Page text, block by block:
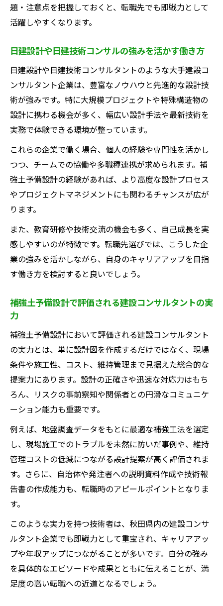
題・注意点を把握しておくと、転職先でも即戦力として
活躍しやすくなります。
日建設計や日建技術コンサルの強みを活かす働き方
日建設計や日建技術コンサルタントのような大手建設コ
ンサルタント企業は、豊富なノウハウと先進的な設計技
術が強みです。特に大規模プロジェクトや特殊構造物の
設計に携わる機会が多く、幅広い設計手法や最新技術を
実務で体験できる環境が整っています。
これらの企業で働く場合、個人の経験や専門性を活かし
つつ、チームでの協働や多職種連携が求められます。補
強土予備設計の経験があれば、より高度な設計プロセス
やプロジェクトマネジメントにも関わるチャンスが広が
ります。
また、教育研修や技術交流の機会も多く、自己成長を実
感しやすいのが特徴です。転職先選びでは、こうした企
業の強みを活かしながら、自身のキャリアアップを目指
す働き方を検討すると良いでしょう。
補強土予備設計で評価される建設コンサルタントの実
力
補強土予備設計において評価される建設コンサルタント
の実力とは、単に設計図を作成するだけではなく、現場
条件や施工性、コスト、維持管理まで見据えた総合的な
提案力にあります。設計の正確さや迅速な対応力はもち
ろん、リスクの事前察知や関係者との円滑なコミュニケ
ーション能力も重要です。
例えば、地盤調査データをもとに最適な補強工法を選定
し、現場施工でのトラブルを未然に防いだ事例や、維持
管理コストの低減につながる設計提案が高く評価されま
す。さらに、自治体や発注者への説明資料作成や技術報
告書の作成能力も、転職時のアピールポイントとなりま
す。
このような実力を持つ技術者は、秋田県内の建設コンサ
ルタント企業でも即戦力として重宝され、キャリアアッ
プや年収アップにつながることが多いです。自分の強み
を具体的なエピソードや成果とともに伝えることが、満
足度の高い転職への近道となるでしょう。